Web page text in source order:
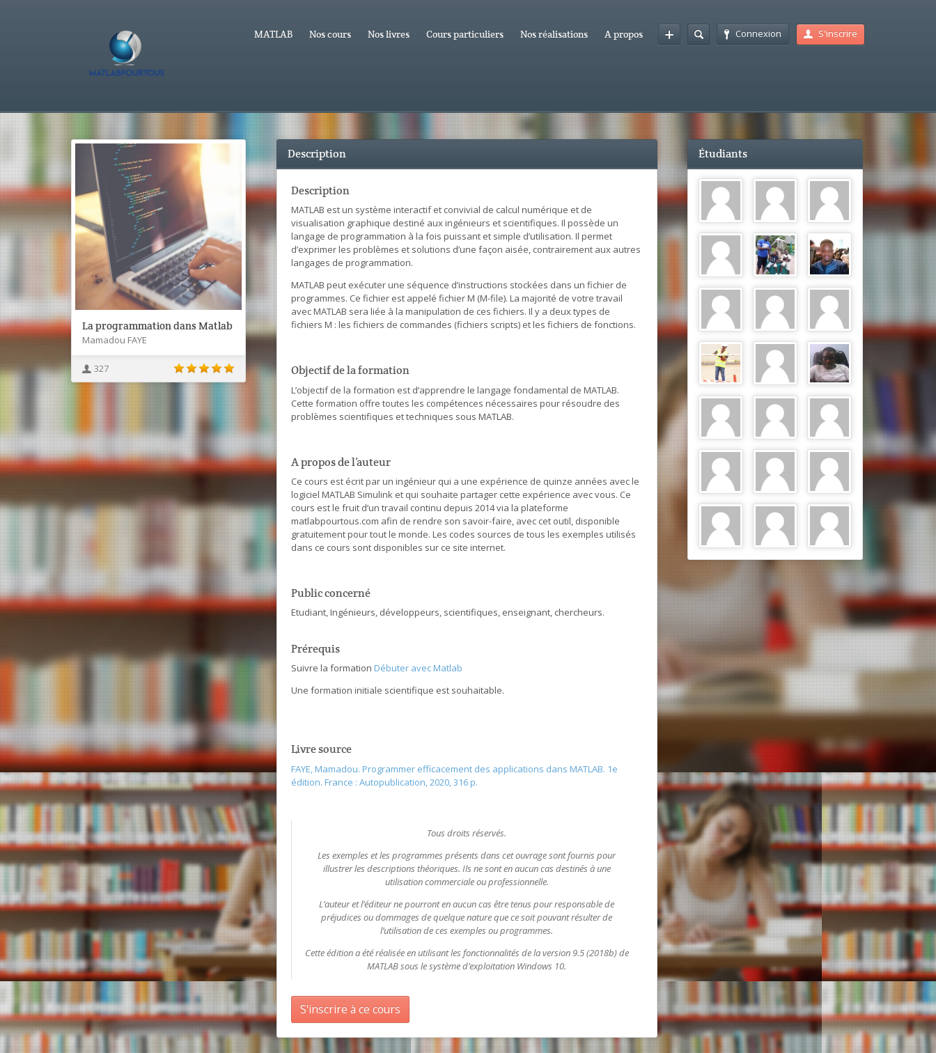
Connexion S'inscrire
MATLAB Nos cours Nos livres Cours particuliers Nos réalisations A propos
La programmation dans Matlab
Mamadou FAYE
327
Description
Description
MATLAB est un système interactif et convivial de calcul numérique et de
visualisation graphique destiné aux ingénieurs et scientifiques. Il possède un
langage de programmation à la fois puissant et simple d’utilisation. Il permet
d’exprimer les problèmes et solutions d’une façon aisée, contrairement aux autres
langages de programmation.
MATLAB peut exécuter une séquence d’instructions stockées dans un fichier de
programmes. Ce fichier est appelé fichier M (M-file). La majorité de votre travail
avec MATLAB sera liée à la manipulation de ces fichiers. Il y a deux types de
fichiers M : les fichiers de commandes (fichiers scripts) et les fichiers de fonctions.
Objectif de la formation
L’objectif de la formation est d’apprendre le langage fondamental de MATLAB.
Cette formation offre toutes les compétences nécessaires pour résoudre des
problèmes scientifiques et techniques sous MATLAB.
A propos de l’auteur
Ce cours est écrit par un ingénieur qui a une expérience de quinze années avec le
logiciel MATLAB Simulink et qui souhaite partager cette expérience avec vous. Ce
cours est le fruit d’un travail continu depuis 2014 via la plateforme
matlabpourtous.com afin de rendre son savoir-faire, avec cet outil, disponible
gratuitement pour tout le monde. Les codes sources de tous les exemples utilisés
dans ce cours sont disponibles sur ce site internet.
Public concerné
Etudiant, Ingénieurs, développeurs, scientifiques, enseignant, chercheurs.
Prérequis
Suivre la formation Débuter avec Matlab
Une formation initiale scientifique est souhaitable.
Livre source
FAYE, Mamadou. Programmer efficacement des applications dans MATLAB. 1e
édition. France : Autopublication, 2020, 316 p.
Tous droits réservés.
Les exemples et les programmes présents dans cet ouvrage sont fournis pour
illustrer les descriptions théoriques. Ils ne sont en aucun cas destinés à une
utilisation commerciale ou professionnelle.
L’auteur et l’éditeur ne pourront en aucun cas être tenus pour responsable de
préjudices ou dommages de quelque nature que ce soit pouvant résulter de
l’utilisation de ces exemples ou programmes.
Cette édition a été réalisée en utilisant les fonctionnalités de la version 9.5 (2018b) de
MATLAB sous le système d’exploitation Windows 10.
S'inscrire à ce cours
Étudiants